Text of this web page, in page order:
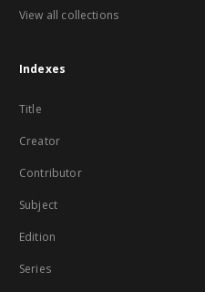
View all collections
Indexes
Title
Creator
Contributor
Subject
Edition
Series